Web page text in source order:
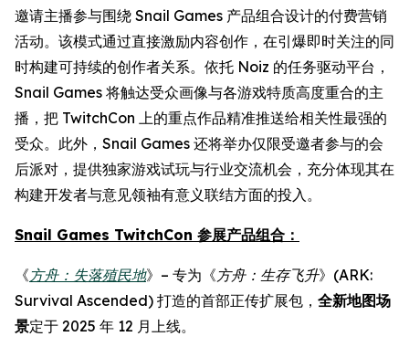
邀请主播参与围绕 Snail Games 产品组合设计的付费营销
活动。该模式通过直接激励内容创作，在引爆即时关注的同
时构建可持续的创作者关系。依托 Noiz 的任务驱动平台，
Snail Games 将触达受众画像与各游戏特质高度重合的主
播，把 TwitchCon 上的重点作品精准推送给相关性最强的
受众。此外，Snail Games 还将举办仅限受邀者参与的会
后派对，提供独家游戏试玩与行业交流机会，充分体现其在
构建开发者与意见领袖有意义联结方面的投入。
Snail Games TwitchCon 参展产品组合：
《方舟：失落殖民地》– 专为《方舟：生存飞升》(ARK:
Survival Ascended) 打造的首部正传扩展包， 全新地图场
景定于 2025 年 12 月上线。